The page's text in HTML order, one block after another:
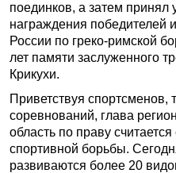
поединков, а затем принял
награждения победителей
России по греко-римской
лет памяти заслуженного
Крикухи.
Приветствуя спортсменов,
соревнований, глава
область по праву
спортивной борьбы.
развиваются более 20